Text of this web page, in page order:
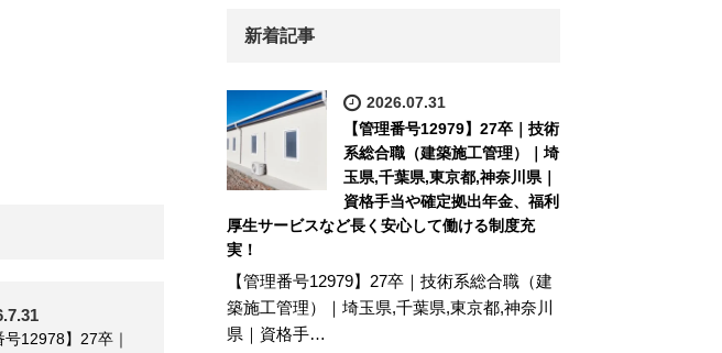
号12978】27卒｜
新着記事
2026.07.31
【管理番号12979】27卒｜技術
系総合職（建築施工管理）｜埼
玉県,千葉県,東京都,神奈川県｜
資格手当や確定拠出年金、福利
厚生サービスなど長く安心して働ける制度充
実！
【管理番号12979】27卒｜技術系総合職（建
築施工管理）｜埼玉県,千葉県,東京都,神奈川
県｜資格手…